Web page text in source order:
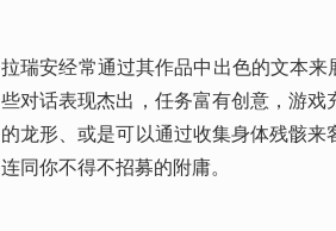
拉瑞安经常通过其作品中出色的文本
些对话表现杰出，任务富有创意，游
的龙形、或是可以通过收集身体残骸
连同你不得不招募的附庸。